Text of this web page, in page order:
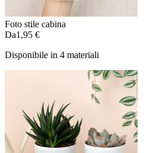
Foto stile cabina
Da1,95 €
Disponibile in 4 materiali